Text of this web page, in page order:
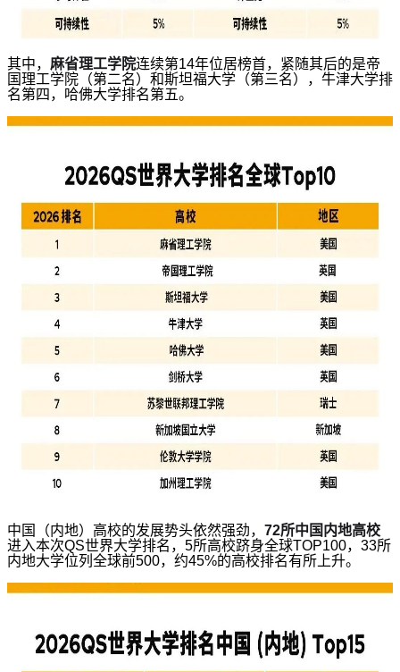
其中， 麻省理工学院连续第14年位居榜首，紧随其后的是帝
国理工学院（第二名）和斯坦福大学（第三名）， 牛津大学排
名第四，哈佛大学排名第五。
中国（内地）高校的发展势头依然强劲， 72所中国内地高校
进入本次QS世界大学排名，5所高校跻身全球TOP100， 33所
内地大学位列全球前500， 约45%的高校排名有所上升。